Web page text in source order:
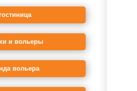
и вольеры
вольера